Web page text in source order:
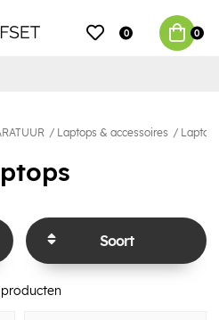
0 0
Laptops & accessoires
Soort
producten